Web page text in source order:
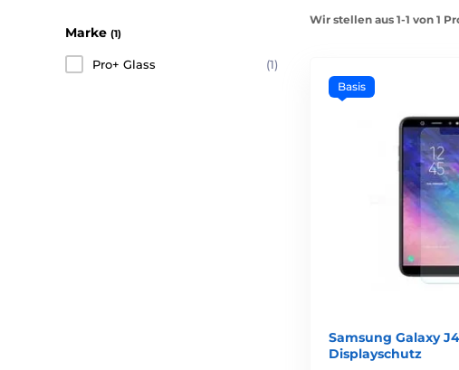
Marke (1)
Pro+ Glass (1)
Wir stellen aus 1-1 von 1
Basis
Samsung Galaxy
Displayschutz